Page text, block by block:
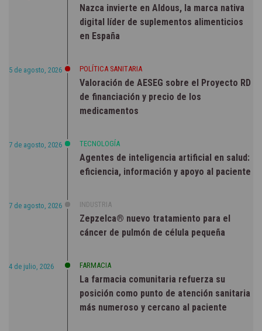
Nazca invierte en Aldous, la marca nativa
digital líder de suplementos alimenticios
en España
5 de agosto, 2026 POLÍTICA SANITARIA
Valoración de AESEG sobre el Proyecto RD
de financiación y precio de los
medicamentos
7 de agosto, 2026 TECNOLOGÍA
Agentes de inteligencia artificial en salud:
eficiencia, información y apoyo al paciente
7 de agosto, 2026 INDUSTRIA
Zepzelca® nuevo tratamiento para el
cáncer de pulmón de célula pequeña
4 de julio, 2026 FARMACIA
La farmacia comunitaria refuerza su
posición como punto de atención sanitaria
más numeroso y cercano al paciente